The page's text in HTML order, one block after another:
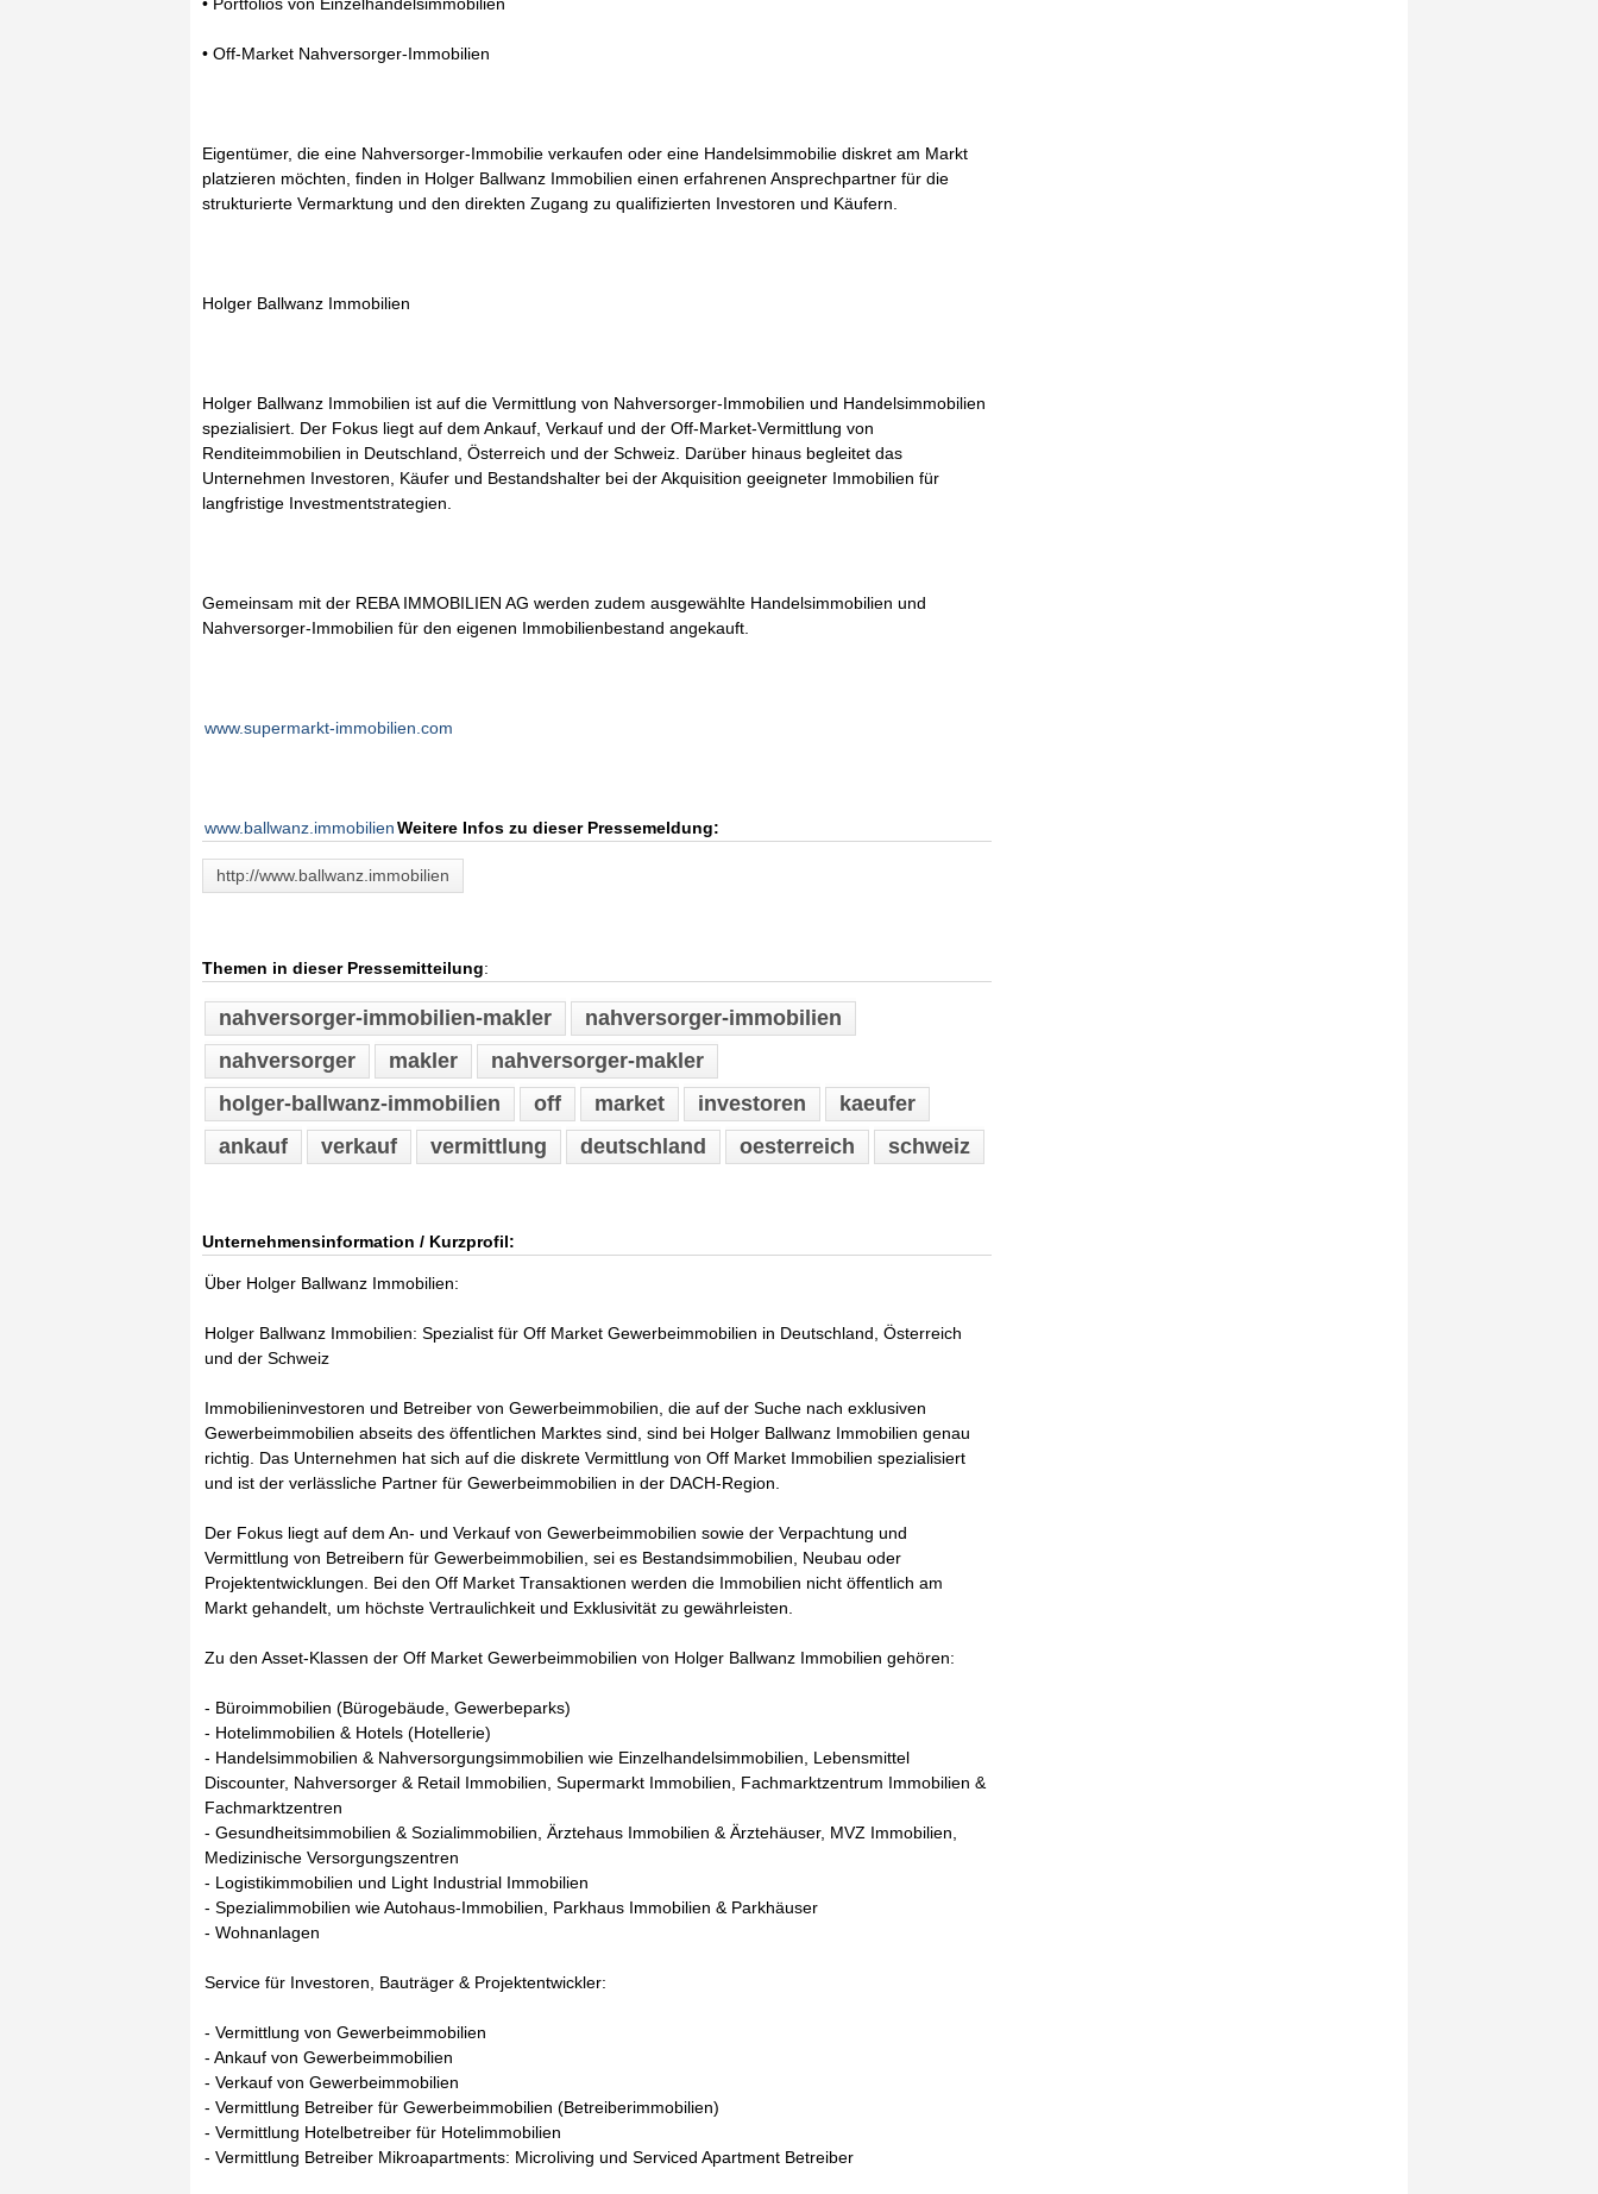
• Off-Market Nahversorger-Immobilien
Eigentümer, die eine Nahversorger-Immobilie verkaufen oder eine Handelsimmobilie diskret am Markt
platzieren möchten, finden in Holger Ballwanz Immobilien einen erfahrenen Ansprechpartner für die
strukturierte Vermarktung und den direkten Zugang zu qualifizierten Investoren und Käufern.
Holger Ballwanz Immobilien
Holger Ballwanz Immobilien ist auf die Vermittlung von Nahversorger-Immobilien und Handelsimmobilien
spezialisiert. Der Fokus liegt auf dem Ankauf, Verkauf und der Off-Market-Vermittlung von
Renditeimmobilien in Deutschland, Österreich und der Schweiz. Darüber hinaus begleitet das
Unternehmen Investoren, Käufer und Bestandshalter bei der Akquisition geeigneter Immobilien für
langfristige Investmentstrategien.
Gemeinsam mit der REBA IMMOBILIEN AG werden zudem ausgewählte Handelsimmobilien und
Nahversorger-Immobilien für den eigenen Immobilienbestand angekauft.
www.supermarkt-immobilien.com
www.ballwanz.immobilienWeitere Infos zu dieser Pressemeldung:
http://www.ballwanz.immobilien
Themen in dieser Pressemitteilung:
nahversorger-immobilien-makler
nahversorger-immobilien
nahversorger
makler
nahversorger-makler
holger-ballwanz-immobilien
off market investoren
kaeufer
ankauf
verkauf vermittlung deutschland oesterreich schweiz
Unternehmensinformation / Kurzprofil:
Über Holger Ballwanz Immobilien:
Holger Ballwanz Immobilien: Spezialist für Off Market Gewerbeimmobilien in Deutschland, Österreich
und der Schweiz
Immobilieninvestoren und Betreiber von Gewerbeimmobilien, die auf der Suche nach exklusiven
Gewerbeimmobilien abseits des öffentlichen Marktes sind, sind bei Holger Ballwanz Immobilien genau
richtig. Das Unternehmen hat sich auf die diskrete Vermittlung von Off Market Immobilien spezialisiert
und ist der verlässliche Partner für Gewerbeimmobilien in der DACH-Region.
Der Fokus liegt auf dem An- und Verkauf von Gewerbeimmobilien sowie der Verpachtung und
Vermittlung von Betreibern für Gewerbeimmobilien, sei es Bestandsimmobilien, Neubau oder
Projektentwicklungen. Bei den Off Market Transaktionen werden die Immobilien nicht öffentlich am
Markt gehandelt, um höchste Vertraulichkeit und Exklusivität zu gewährleisten.
Zu den Asset-Klassen der Off Market Gewerbeimmobilien von Holger Ballwanz Immobilien gehören:
- Büroimmobilien (Bürogebäude, Gewerbeparks)
- Hotelimmobilien & Hotels (Hotellerie)
- Handelsimmobilien & Nahversorgungsimmobilien wie Einzelhandelsimmobilien, Lebensmittel
Discounter, Nahversorger & Retail Immobilien, Supermarkt Immobilien, Fachmarktzentrum Immobilien &
Fachmarktzentren
- Gesundheitsimmobilien & Sozialimmobilien, Ärztehaus Immobilien & Ärztehäuser, MVZ Immobilien,
Medizinische Versorgungszentren
- Logistikimmobilien und Light Industrial Immobilien
- Spezialimmobilien wie Autohaus-Immobilien, Parkhaus Immobilien & Parkhäuser
- Wohnanlagen
Service für Investoren, Bauträger & Projektentwickler:
- Vermittlung von Gewerbeimmobilien
- Ankauf von Gewerbeimmobilien
- Verkauf von Gewerbeimmobilien
- Vermittlung Betreiber für Gewerbeimmobilien (Betreiberimmobilien)
- Vermittlung Hotelbetreiber für Hotelimmobilien
- Vermittlung Betreiber Mikroapartments: Microliving und Serviced Apartment Betreiber